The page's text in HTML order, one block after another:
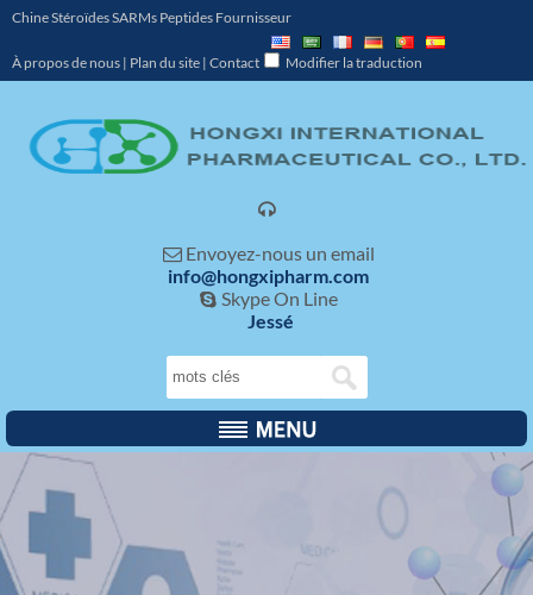
Chine Stéroïdes SARMs Peptides Fournisseur
À propos de nous | Plan du site | Contact Modifier la traduction

 Envoyez-nous un email
info@hongxipharm.com
 Skype On Line
Jessé